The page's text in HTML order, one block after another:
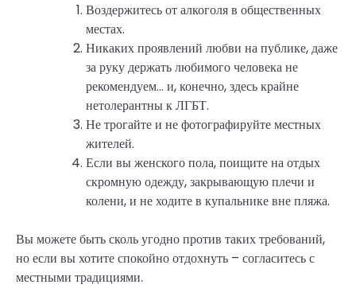
Воздержитесь от алкоголя в общественных
местах.
Никаких проявлений любви на публике, даже
за руку держать любимого человека не
рекомендуем… и, конечно, здесь крайне
нетолерантны к ЛГБТ.
Не трогайте и не фотографируйте местных
жителей.
Если вы женского пола, поищите на отдых
скромную одежду, закрывающую плечи и
колени, и не ходите в купальнике вне пляжа.
Вы можете быть сколь угодно против таких требований,
но если вы хотите спокойно отдохнуть – согласитесь с
местными традициями.